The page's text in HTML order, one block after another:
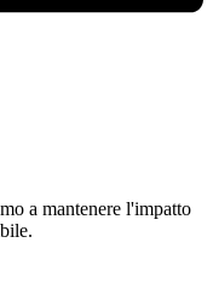
a mantenere l'impatto